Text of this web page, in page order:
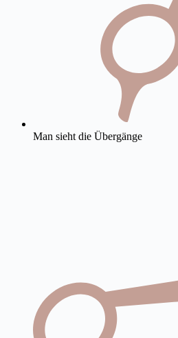
Man sieht die Übergänge